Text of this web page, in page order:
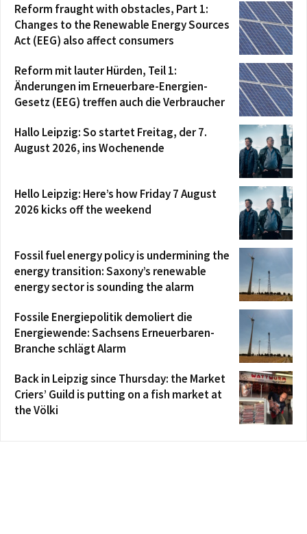
Reform fraught with obstacles, Part 1:
Changes to the Renewable Energy Sources
Act (EEG) also affect consumers
Reform mit lauter Hürden, Teil 1:
Änderungen im Erneuerbare-Energien-
Gesetz (EEG) treffen auch die Verbraucher
Hallo Leipzig: So startet Freitag, der 7.
August 2026, ins Wochenende
Hello Leipzig: Here’s how Friday 7 August
2026 kicks off the weekend
Fossil fuel energy policy is undermining the
energy transition: Saxony’s renewable
energy sector is sounding the alarm
Fossile Energiepolitik demoliert die
Energiewende: Sachsens Erneuerbaren-
Branche schlägt Alarm
Back in Leipzig since Thursday: the Market
Criers’ Guild is putting on a fish market at
the Völki